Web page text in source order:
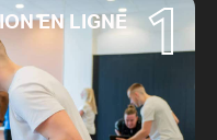
EN LIGNE 1